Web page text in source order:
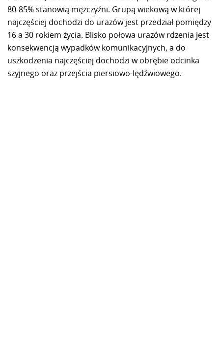
80-85% stanowią mężczyźni. Grupą wiekową w której
najczęściej dochodzi do urazów jest przedział pomiędzy
16 a 30 rokiem życia. Blisko połowa urazów rdzenia jest
konsekwencją wypadków komunikacyjnych, a do
uszkodzenia najczęściej dochodzi w obrębie odcinka
szyjnego oraz przejścia piersiowo-lędźwiowego.